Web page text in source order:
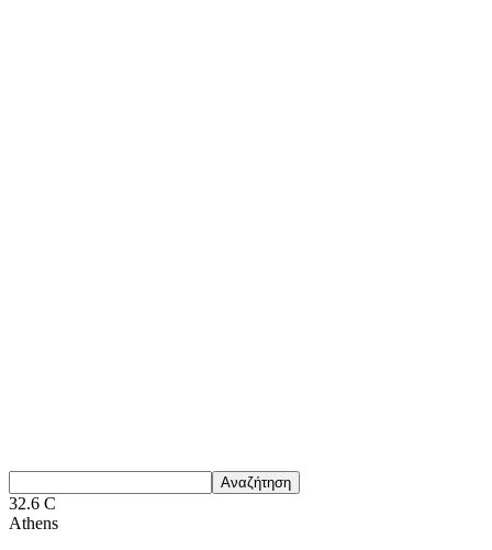
32.6 C
Athens